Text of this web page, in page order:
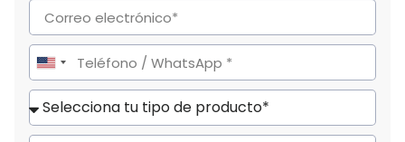
United
States
+1